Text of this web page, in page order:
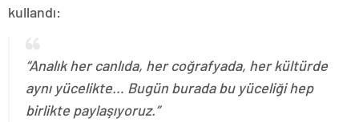
kullandı:
“Analık her canlıda, her coğrafyada, her kültürde
aynı yücelikte… Bugün burada bu yüceliği hep
birlikte paylaşıyoruz.”